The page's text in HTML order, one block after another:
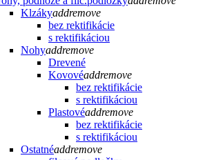
Klzákyaddremove
bez rektifikácie
s rektifikáciou
Nohyaddremove
Drevené
Kovovéaddremove
bez rektifikácie
s rektifikáciou
Plastovéaddremove
bez rektifikácie
s rektifikáciou
Ostatnéaddremove